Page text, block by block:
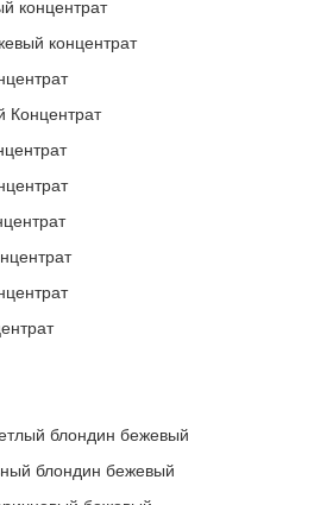
концентрат
концентрат
Концентрат
блондин бежевый
блондин бежевый